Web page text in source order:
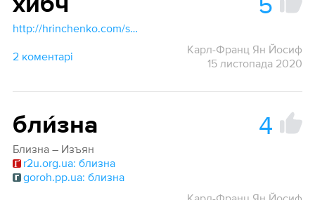
хибч
http://hrinchenko.com/slovar/znachenie-slova/62749-khybch.html#show_point
2 коментарі
Карл-Франц Ян Йосиф
15 листопада 2020
бли́зна 4
Близна – Изъян
r2u.org.ua: близна
goroh.pp.ua: близна